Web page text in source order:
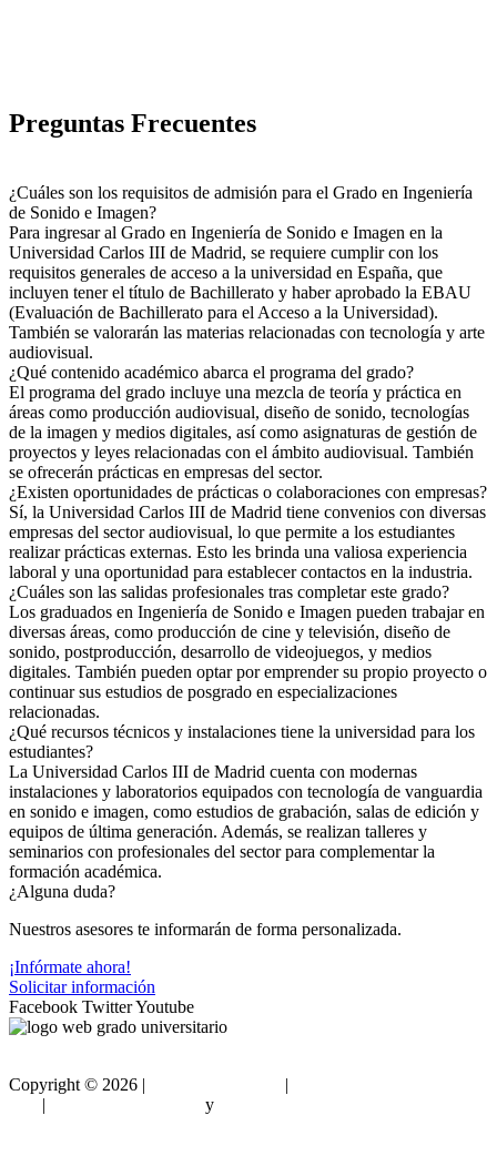
Preguntas Frecuentes
¿Cuáles son los requisitos de admisión para el Grado en Ingeniería
de Sonido e Imagen?
Para ingresar al Grado en Ingeniería de Sonido e Imagen en la
Universidad Carlos III de Madrid, se requiere cumplir con los
requisitos generales de acceso a la universidad en España, que
incluyen tener el título de Bachillerato y haber aprobado la EBAU
(Evaluación de Bachillerato para el Acceso a la Universidad).
También se valorarán las materias relacionadas con tecnología y arte
audiovisual.
¿Qué contenido académico abarca el programa del grado?
El programa del grado incluye una mezcla de teoría y práctica en
áreas como producción audiovisual, diseño de sonido, tecnologías
de la imagen y medios digitales, así como asignaturas de gestión de
proyectos y leyes relacionadas con el ámbito audiovisual. También
se ofrecerán prácticas en empresas del sector.
¿Existen oportunidades de prácticas o colaboraciones con empresas?
Sí, la Universidad Carlos III de Madrid tiene convenios con diversas
empresas del sector audiovisual, lo que permite a los estudiantes
realizar prácticas externas. Esto les brinda una valiosa experiencia
laboral y una oportunidad para establecer contactos en la industria.
¿Cuáles son las salidas profesionales tras completar este grado?
Los graduados en Ingeniería de Sonido e Imagen pueden trabajar en
diversas áreas, como producción de cine y televisión, diseño de
sonido, postproducción, desarrollo de videojuegos, y medios
digitales. También pueden optar por emprender su propio proyecto o
continuar sus estudios de posgrado en especializaciones
relacionadas.
¿Qué recursos técnicos y instalaciones tiene la universidad para los
estudiantes?
La Universidad Carlos III de Madrid cuenta con modernas
instalaciones y laboratorios equipados con tecnología de vanguardia
en sonido e imagen, como estudios de grabación, salas de edición y
equipos de última generación. Además, se realizan talleres y
seminarios con profesionales del sector para complementar la
formación académica.
¿Alguna duda?
Nuestros asesores te informarán de forma personalizada.
¡Infórmate ahora!
Solicitar información
Facebook TwitterYoutube
Copyright © 2026 | |
| y